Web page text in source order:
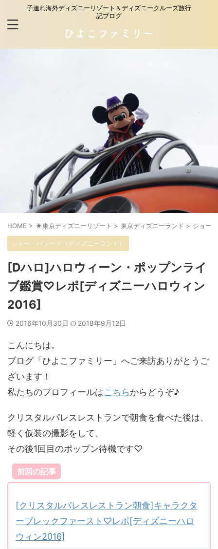
子連れ海外ディズニーリゾート＆ディズニークルーズ旅行
記ブログ
HOME > ★東京ディズニーリゾート > 東京ディズニーランド > ショー
ショー・パレード（ディズニーランド）
[Dハロ]ハロウィーン・ポップンライ
ブ鑑賞♡レポ[ディズニーハロウィン
2016]
2016年10月30日 2018年9月12日
こんにちは。
ブログ「ひよこファミリー」へご来訪ありがとうご
ざいます！
私たちのプロフィールはこちらからどうぞ♪
クリスタルパレスレストランで朝食を食べた後は、
軽く仮装の撮影をして、
その後1回目のポップン待機です♡
前回の記事
[クリスタルパレスレストラン朝食]キャラクタ
ーブレックファースト♡レポ[ディズニーハロ
ウィン2016]